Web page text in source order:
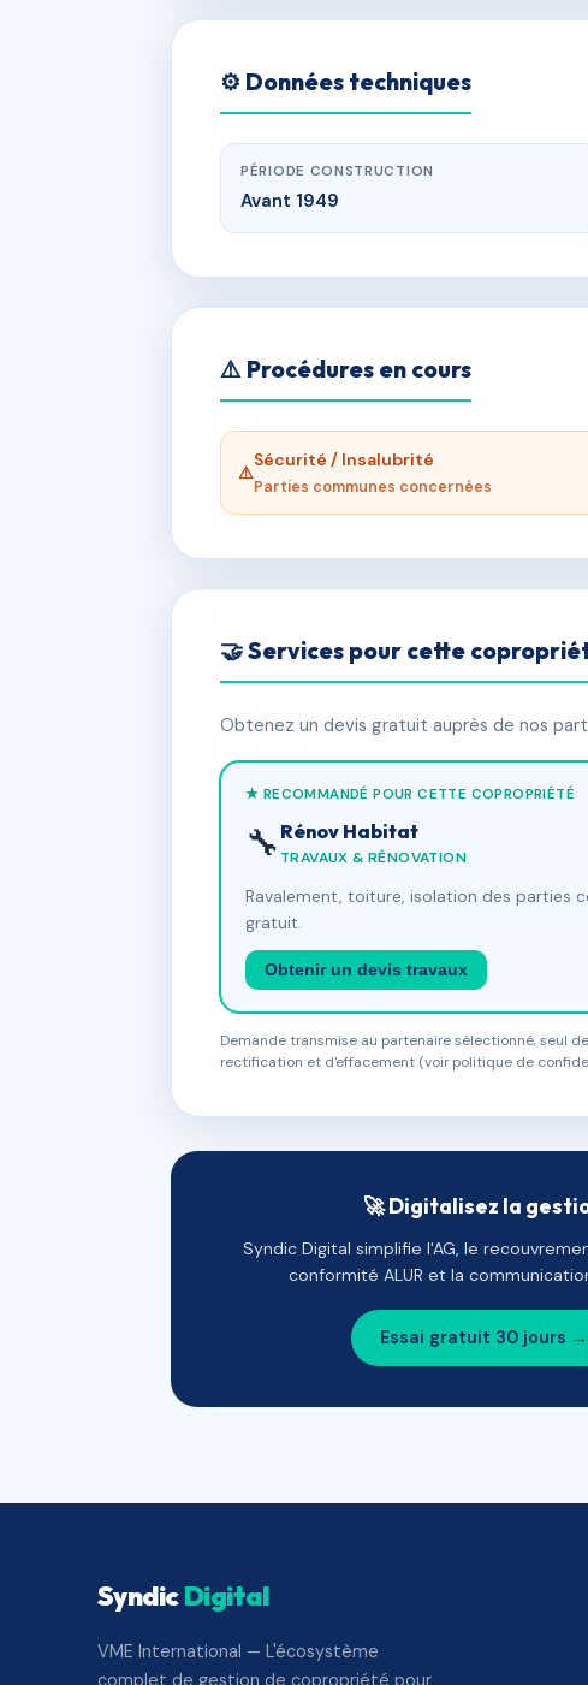
⚙️ Données techniques
PÉRIODE CONSTRUCTION
Avant 1949
⚠️ Procédures en cours
⚠
Sécurité / Insalubrité
Parties communes concernées
🤝 Services pour cette
Obtenez un devis gratuit auprès de nos
★ RECOMMANDÉ POUR CETTE COPROPRIÉTÉ
🔧 Rénov Habitat
TRAVAUX & RÉNOVATION
Ravalement, toiture, isolation des parties
gratuit.
Obtenir un devis travaux
Demande transmise au partenaire sélectionné, seul
rectification et d'effacement (voir politique de
🚀 Digitalisez la
Syndic Digital simplifie l'AG, le
conformité ALUR et la
Essai gratuit 30 jours →
SyndicDigital
VME International — L'écosystème
complet de gestion de copropriété pour